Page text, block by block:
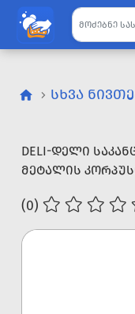
ᲡᲮᲕᲐ
DELI-ᲓᲔᲚᲘ
ᲛᲔᲢᲐᲚᲘᲡ
(0)